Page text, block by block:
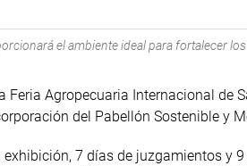
el ambiente ideal para fortalecer
Feria Agropecuaria Internacional de
del Pabellón Sostenible y
7 días de juzgamientos y